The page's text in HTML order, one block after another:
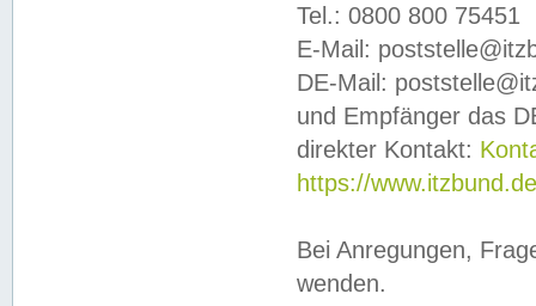
Tel.: 0800 800 75451
E-Mail:
DE-Mail:
und Empfänger das
direkter Kontakt:
https://
Bei Anregungen,
wenden.